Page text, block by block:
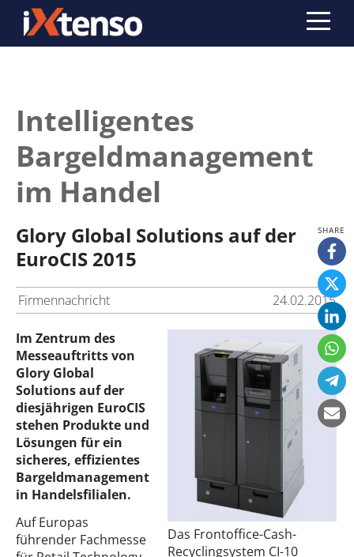
Intelligentes
Bargeldmanagement
im Handel
Glory Global Solutions auf der
EuroCIS 2015
Firmennachricht 24.02.2015
Das Frontoffice-Cash-
Recyclingsystem CI-10
Im Zentrum des
Messeauftritts von
Glory Global
Solutions auf der
diesjährigen EuroCIS
stehen Produkte und
Lösungen für ein
sicheres, effizientes
Bargeldmanagement
in Handelsfilialen.
Auf Europas
führender Fachmesse